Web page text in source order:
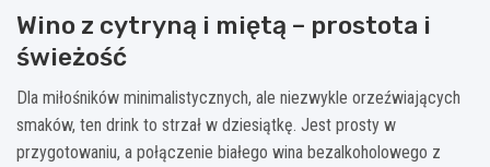
Wino z cytryną i miętą – prostota i
świeżość
Dla miłośników minimalistycznych, ale niezwykle orzeźwiających
smaków, ten drink to strzał w dziesiątkę. Jest prosty w
przygotowaniu, a połączenie białego wina bezalkoholowego z